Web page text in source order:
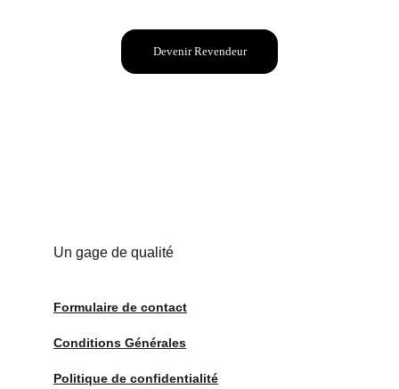
Devenir Revendeur
Un gage de qualité
Formulaire de contact
Conditions Générales
Politique de confidentialité